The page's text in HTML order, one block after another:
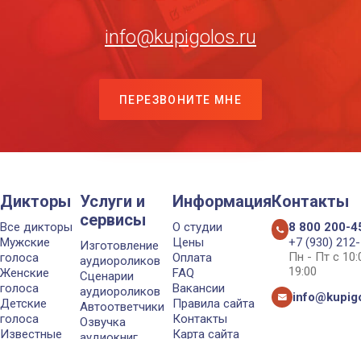
info@kupigolos.ru
ПЕРЕЗВОНИТЕ МНЕ
Дикторы
Все дикторы
Мужские
голоса
Женские
голоса
Детские
голоса
Известные
Услуги и
сервисы
Изготовление
аудиороликов
Сценарии
аудиороликов
Автоответчики
Озвучка
Информация
О студии
Цены
Оплата
FAQ
Вакансии
Правила сайта
Контакты
Карта сайта
Контакты
8 800 200-
+7 (930)
Пн - Пт с
19:00